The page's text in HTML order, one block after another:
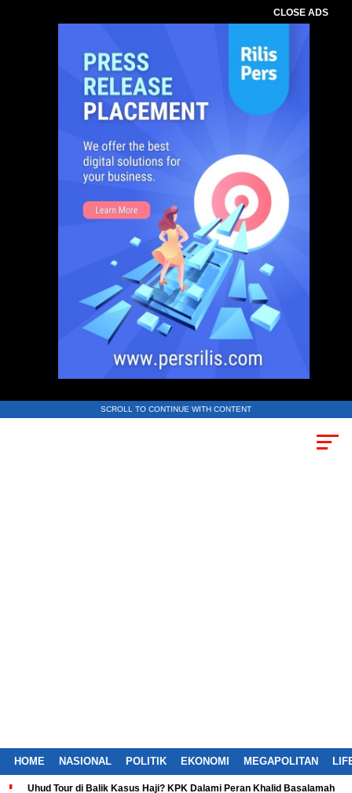
CLOSE ADS
SCROLL TO CONTINUE WITH CONTENT
HOME NASIONAL POLITIK EKONOMI MEGAPOLITAN
Uhud Tour di Balik Kasus Haji? KPK Dalami Peran Khalid Basalamah